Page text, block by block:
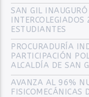
SAN GIL INAUGURÓ
ESTUDIANTES
PROCURADURÍA
PARTICIPACIÓN
ALCALDÍA DE SAN
AVANZA AL 96%
FISICOMECÁNICAS